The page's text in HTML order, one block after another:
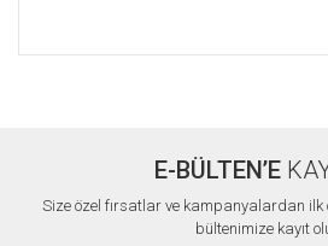
Yorum Yaz
Bu ürünün fiyat bilgisi, resim, ürün
Ürün açıklamasında eksik bilgiler
E-BÜLTEN’E
Size özel fırsatlar ve kampanyalardan ilk
bültenimize kayıt